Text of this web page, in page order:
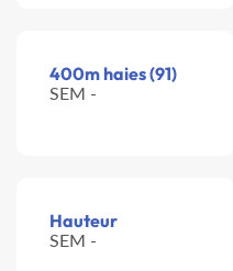
400m haies (91)
SEM -
Hauteur
SEM -